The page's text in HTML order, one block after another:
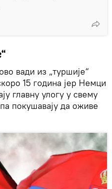
вади из „туршије“
15 година јер Немци
главну улогу у свему
покушавају да оживе